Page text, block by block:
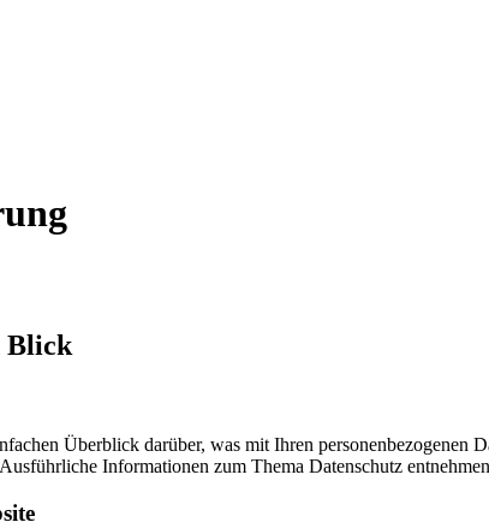
Blick
Überblick darüber, was mit Ihren personenbezogenen
Informationen zum Thema Datenschutz